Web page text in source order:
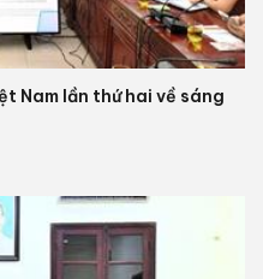
Nam lần thứ hai về sáng